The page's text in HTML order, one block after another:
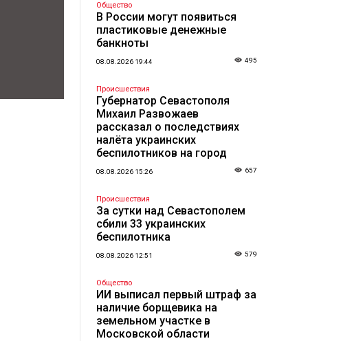
Общество
В России могут появиться
пластиковые денежные
банкноты
08.08.2026 19:44 495
Происшествия
Губернатор Севастополя
Михаил Развожаев
рассказал о последствиях
налёта украинских
беспилотников на город
08.08.2026 15:26 657
Происшествия
За сутки над Севастополем
сбили 33 украинских
беспилотника
08.08.2026 12:51 579
Общество
ИИ выписал первый штраф за
наличие борщевика на
земельном участке в
Московской области